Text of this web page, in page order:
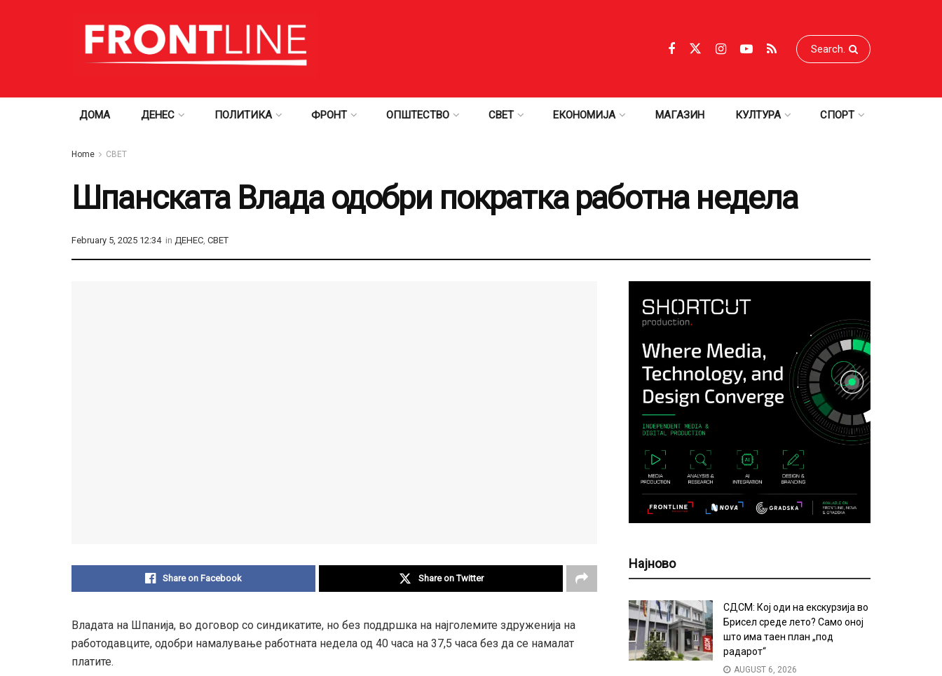
ДОМА ДЕНЕС ПОЛИТИКА ФРОНТ ОПШТЕСТВО СВЕТ ЕКОНОМИЈА МАГАЗИН КУЛТУРА СПОРТ
Home СВЕТ
Шпанската Влада одобри пократка работна недела
February 5, 2025 12:34 in ДЕНЕС, СВЕТ
Share on Facebook Share on Twitter
Владата на Шпанија, во договор со синдикатите, но без поддршка на најголемите здруженија на
работодавците, одобри намалување работната недела од 40 часа на 37,5 часа без да се намалат
платите.
Најново
СДСМ: Кој оди на екскурзија во
Брисел среде лето? Само оној
што има таен план „под
радарот“
AUGUST 6, 2026